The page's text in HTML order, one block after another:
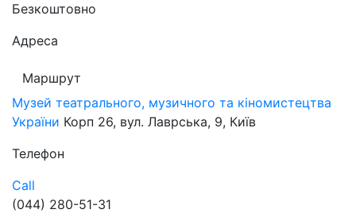
Безкоштовно
Адреса
Маршрут
Музей театрального, музичного та кіномистецтва
України Корп 26, вул. Лаврська, 9, Київ
Телефон
Call
(044) 280-51-31